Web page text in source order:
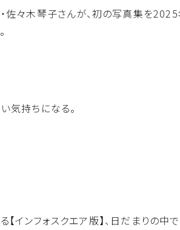
々木琴子さんが、初の写真集を2025
気持ちになる。
【インフォスクエア版】、 日だまりの中